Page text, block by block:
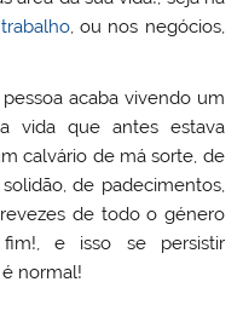
trabalho, ou nos negócios,
acaba vivendo um
vida que antes estava
calvário de má sorte, de
de padecimentos,
de todo o género
e isso se persistir
normal!